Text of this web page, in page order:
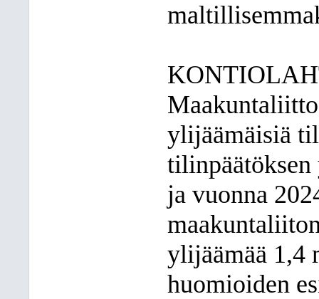
ylijäämäisiä
ja vuonna
ylijäämää 1,4
huomioiden